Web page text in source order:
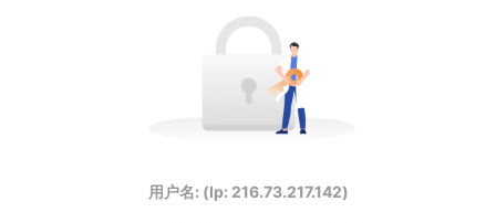
用户名: (Ip: 216.73.217.142)